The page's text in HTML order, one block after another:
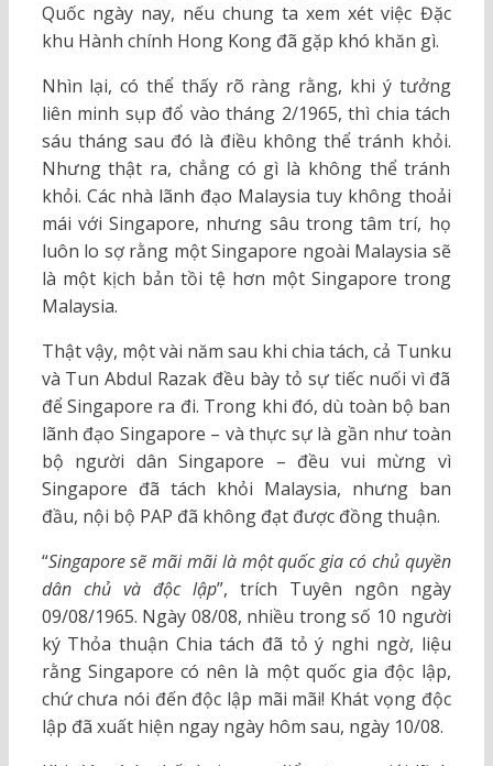
Quốc ngày nay, nếu chung ta xem xét việc Đặc
khu Hành chính Hong Kong đã gặp khó khăn gì.
Nhìn lại, có thể thấy rõ ràng rằng, khi ý tưởng
liên minh sụp đổ vào tháng 2/1965, thì chia tách
sáu tháng sau đó là điều không thể tránh khỏi.
Nhưng thật ra, chẳng có gì là không thể tránh
khỏi. Các nhà lãnh đạo Malaysia tuy không thoải
mái với Singapore, nhưng sâu trong tâm trí, họ
luôn lo sợ rằng một Singapore ngoài Malaysia sẽ
là một kịch bản tồi tệ hơn một Singapore trong
Malaysia.
Thật vậy, một vài năm sau khi chia tách, cả Tunku
và Tun Abdul Razak đều bày tỏ sự tiếc nuối vì đã
để Singapore ra đi. Trong khi đó, dù toàn bộ ban
lãnh đạo Singapore – và thực sự là gần như toàn
bộ người dân Singapore – đều vui mừng vì
Singapore đã tách khỏi Malaysia, nhưng ban
đầu, nội bộ PAP đã không đạt được đồng thuận.
“Singapore sẽ mãi mãi là một quốc gia có chủ quyền
dân chủ và độc lập”, trích Tuyên ngôn ngày
09/08/1965. Ngày 08/08, nhiều trong số 10 người
ký Thỏa thuận Chia tách đã tỏ ý nghi ngờ, liệu
rằng Singapore có nên là một quốc gia độc lập,
chứ chưa nói đến độc lập mãi mãi! Khát vọng độc
lập đã xuất hiện ngay ngày hôm sau, ngày 10/08.